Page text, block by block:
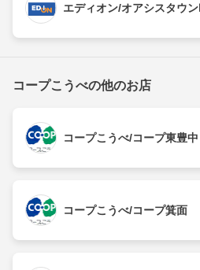
エディオン/オアシスタウ
コープこうべの他のお店
コープこうべ/コープ東豊中
コープこうべ/コープ箕面